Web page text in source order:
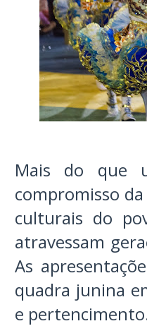
Mais do que
compromisso
culturais do
atravessam
As
quadra junina
e